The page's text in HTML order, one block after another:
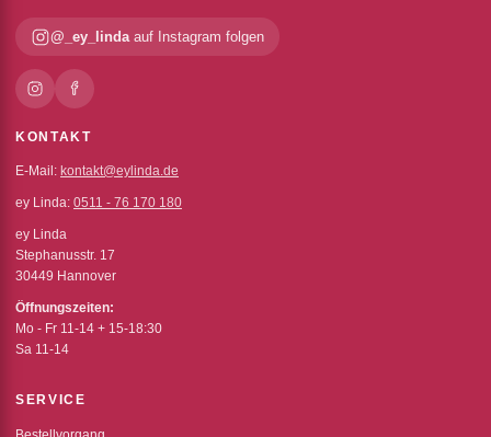
@_ey_lindaauf Instagram folgen
KONTAKT
E-Mail: kontakt@eylinda.de
ey Linda: 0511 - 76 170 180
ey Linda
Stephanusstr. 17
30449 Hannover
Öffnungszeiten:
Mo - Fr 11-14 + 15-18:30
Sa 11-14
SERVICE